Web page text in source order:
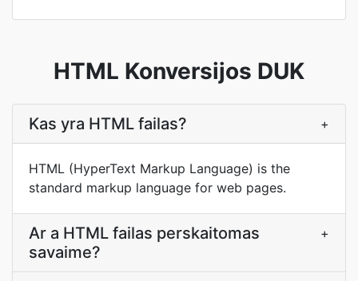
HTML Konversijos DUK
Kas yra HTML failas? +
HTML (HyperText Markup Language) is the
standard markup language for web pages.
Ar a HTML failas perskaitomas
savaime?
+